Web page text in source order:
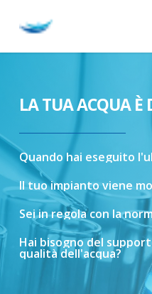
LA TUA ACQUA È
Quando hai eseguito
Il tuoimpianto viene
Seiinregola con la
Hai bisognodel
qualitàdell'acqua?